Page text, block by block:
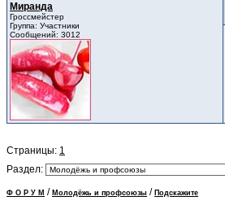
Миранда
Гроссмейстер
Группа: Участники
Сообщений: 3012
Страницы: 1
Раздел:
Ф О Р У М / Молодёжь и профсоюзы / Подскажите